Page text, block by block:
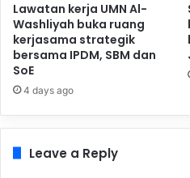
Lawatan kerja UMN Al-
Washliyah buka ruang
kerjasama strategik
bersama IPDM, SBM dan
SoE
4 days ago
Leave a Reply